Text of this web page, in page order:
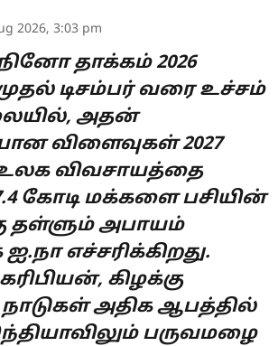
2026, 3:03 pm
தாக்கம் 2026
டிசம்பர் வரை உச்சம்
அதன்
விளைவுகள் 2027
உலக விவசாயத்தை
கோடி மக்களை பசியின்
தள்ளும் அபாயம்
எச்சரிக்கிறது.
கிழக்கு
நாடுகள் அதிக ஆபத்தில்
பருவமழை